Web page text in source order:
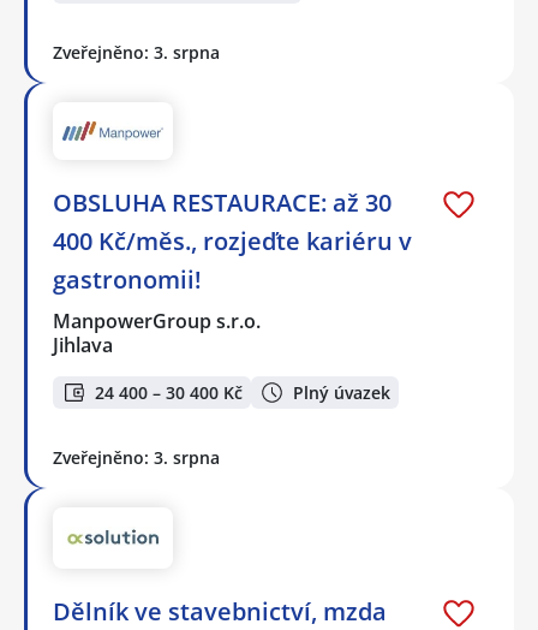
Zveřejněno: 3. srpna
OBSLUHA RESTAURACE: až 30
400 Kč/měs., rozjeďte kariéru v
gastronomii!
ManpowerGroup s.r.o.
Jihlava
24 400 – 30 400 Kč Plný úvazek
Zveřejněno: 3. srpna
Dělník ve stavebnictví, mzda